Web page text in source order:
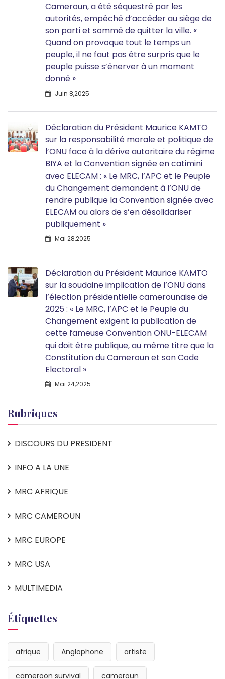
Cameroun, a été séquestré par les
autorités, empêché d’accéder au siège de
son parti et sommé de quitter la ville. «
Quand on provoque tout le temps un
peuple, il ne faut pas être surpris que le
peuple puisse s’énerver à un moment
donné »
Juin 8,2025
Déclaration du Président Maurice KAMTO
sur la responsabilité morale et politique de
l’ONU face à la dérive autoritaire du régime
BIYA et la Convention signée en catimini
avec ELECAM : « Le MRC, l’APC et le Peuple
du Changement demandent à l’ONU de
rendre publique la Convention signée avec
ELECAM ou alors de s’en désolidariser
publiquement »
Mai 28,2025
Déclaration du Président Maurice KAMTO
sur la soudaine implication de l’ONU dans
l’élection présidentielle camerounaise de
2025 : « Le MRC, l’APC et le Peuple du
Changement exigent la publication de
cette fameuse Convention ONU-ELECAM
qui doit être publique, au même titre que la
Constitution du Cameroun et son Code
Electoral »
Mai 24,2025
Rubriques
DISCOURS DU PRESIDENT
INFO A LA UNE
MRC AFRIQUE
MRC CAMEROUN
MRC EUROPE
MRC USA
MULTIMEDIA
Étiquettes
afrique Anglophone artiste
cameroon survival cameroun